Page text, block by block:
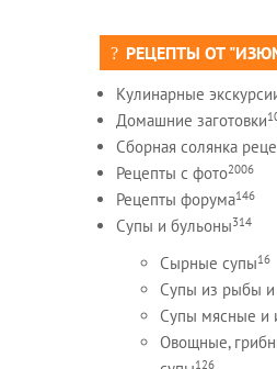
РЕЦЕПТЫ ОТ
Кулинарные
Домашние заготовки
Сборная солянка
Рецепты c фото2006
Рецепты форума146
Супы и бульоны314
Сырные супы16
Супы из рыбы и
Супы мясные и
Овощные,
126